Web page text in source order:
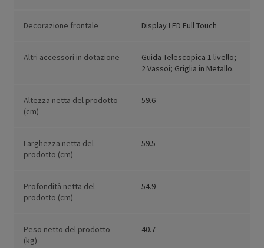
Decorazione frontale Display LED Full Touch
Altri accessori in dotazione
Guida Telescopica 1 livello;
2 Vassoi; Griglia in Metallo.
Altezza netta del prodotto
(cm)
59.6
Larghezza netta del
prodotto (cm)
59.5
Profondità netta del
prodotto (cm)
54.9
Peso netto del prodotto
(kg)
40.7